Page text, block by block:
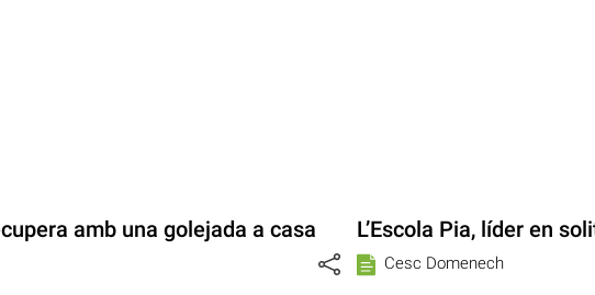
amb una golejada a casa L’Escola Pia, líder en
Cesc Domenech